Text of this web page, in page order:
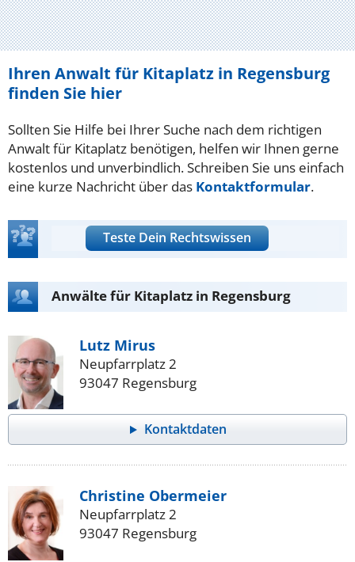
Ihren Anwalt für Kitaplatz in Regensburg
finden Sie hier
Sollten Sie Hilfe bei Ihrer Suche nach dem richtigen
Anwalt für Kitaplatz benötigen, helfen wir Ihnen gerne
kostenlos und unverbindlich. Schreiben Sie uns einfach
eine kurze Nachricht über das Kontaktformular.
Teste Dein Rechtswissen
Anwälte für Kitaplatz in Regensburg
Lutz Mirus
Neupfarrplatz 2
93047 Regensburg
Kontaktdaten
Christine Obermeier
Neupfarrplatz 2
93047 Regensburg